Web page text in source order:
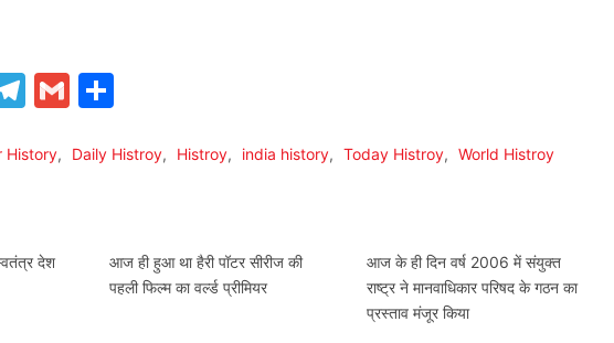
Telegram
Gmail
History, Daily Histroy, Histroy, india history, Today Histroy, World Histroy
देश
आज ही हुआ था हैरी पॉटर सीरीज की
पहली फिल्म का वर्ल्ड प्रीमियर
आज के ही दिन वर्ष 2006 में संयुक्त
राष्ट्र ने मानवाधिकार परिषद के गठन का
प्रस्ताव मंजूर किया